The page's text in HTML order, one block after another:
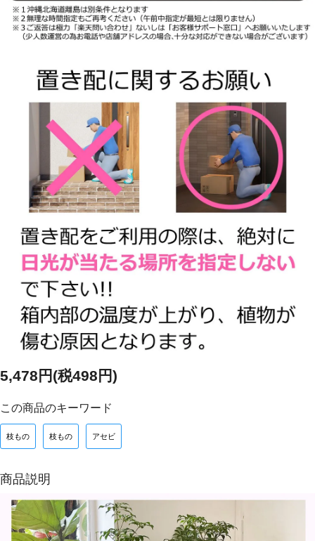
5,478円(税498円)
この商品のキーワード
枝もの 枝もの アセビ
商品説明